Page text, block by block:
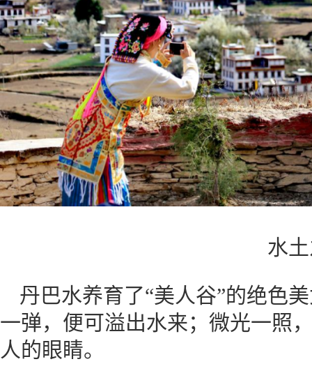
水
丹巴水养育了“美人谷”的绝色
一弹，便可溢出水来；微光一照
人的眼睛。